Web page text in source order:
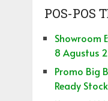
POS-POS
Showroom
8 Agustus
Promo Big
Ready